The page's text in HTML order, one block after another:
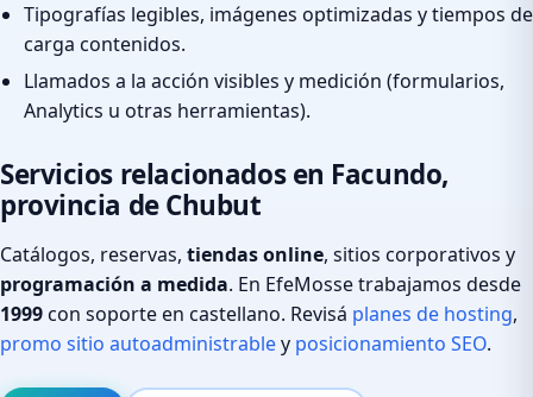
Tipografías legibles, imágenes optimizadas y tiempos de
carga contenidos.
Llamados a la acción visibles y medición (formularios,
Analytics u otras herramientas).
Servicios relacionados en Facundo,
provincia de Chubut
Catálogos, reservas, tiendas online, sitios corporativos y
programación a medida. En EfeMosse trabajamos desde
1999con soporte en castellano. Revisá planes de hosting,
promo sitio autoadministrabley posicionamiento SEO.